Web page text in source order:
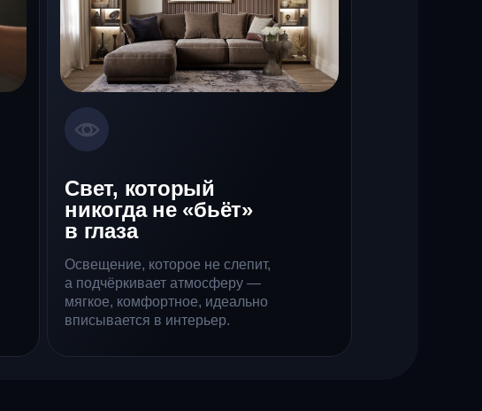
Освещение, которое не слепит,
а подчёркивает атмосферу —
мягкое, комфортное, идеально
вписывается в интерьер.
Свет, который
никогда не «бьёт»
в глаза